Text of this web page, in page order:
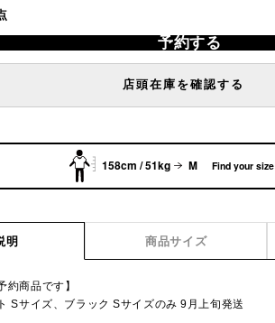
予約する
店頭在庫を確認する
158cm / 51kg M Find your size
明 商品サイズ
約商品です】
Sサイズ、ブラック Sサイズのみ 9月上旬発送